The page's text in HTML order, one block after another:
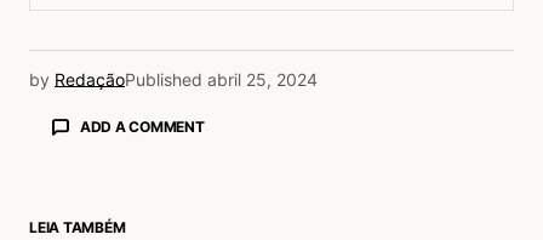
by RedaçãoPublished abril 25, 2024
ADD A COMMENT
LEIA TAMBÉM